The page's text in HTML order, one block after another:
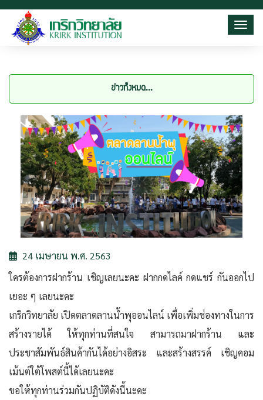
ข่าวทั้งหมด...
24 เมษายน พ.ศ. 2563
ใครต้องการฝากร้าน เชิญเลยนะคะ ฝากกดไลค์ กดแชร์ กันออกไป
เยอะ ๆ เลยนะคะ
เกริกวิทยาลัย เปิดตลาดลานน้ำพุออนไลน์ เพื่อเพิ่มช่องทางในการ
สร้างรายได้ ให้ทุกท่านที่สนใจ สามารถมาฝากร้าน และ
ประชาสัมพันธ์สินค้ากันได้อย่างอิสระ และสร้างสรรค์ เชิญคอม
เม้นต์ใต้โพสต์นี้ได้เลยนะคะ
ขอให้ทุกท่านร่วมกันปฏิบัติดังนี้นะคะ